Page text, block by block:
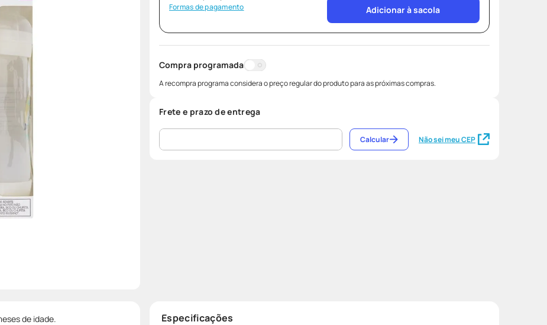
Formas de pagamento Adicionar à sacola
Compra programada
A recompra programa considera o preço regular do produto para as próximas compras.
Frete e prazo de entrega
Não sei meu CEP
Calcular
de idade. Especificações